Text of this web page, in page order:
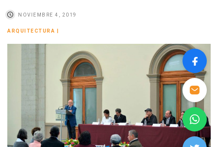
NOVIEMBRE 4, 2019
ARQUITECTURA